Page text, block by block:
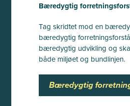
Bæredygtig
Tag skridtet mod en
bæredygtig
bæredygtig udvikling og
både miljøet og bundlinjen.
Bæredygtig